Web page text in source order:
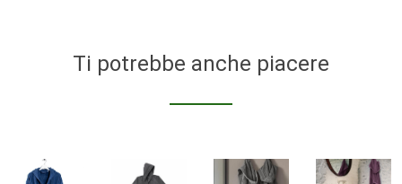
Ti potrebbe anche piacere